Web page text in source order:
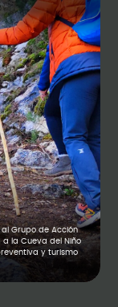
Grupo de Acción
a la Cueva del Niño
y turismo